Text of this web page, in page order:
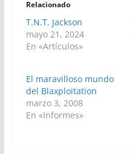
Relacionado
T.N.T. Jackson
mayo 21, 2024
En «Artículos»
El maravilloso mundo
del Blaxploitation
marzo 3, 2008
En «Informes»